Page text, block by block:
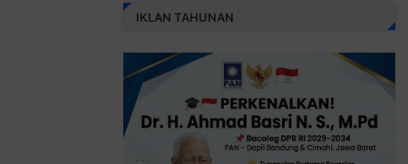
IKLAN TAHUNAN